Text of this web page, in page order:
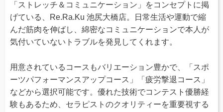
「ストレッチ＆コミュニケーション」をコンセプトに掲
げている、Re.Ra.Ku 池尻大橋店。日常生活や運動で縮
んだ筋肉を伸ばし、綿密なコミュニケーションで本人が
気付いていないトラブルを発見してくれます。
用意されているコースもバリエーション豊かで、「スポ
ーツパフォーマンスアップコース」「疲労撃退コース」
などから選択可能です。優れた技術でコンテスト優勝経
験もあるため、セラピストのクオリティーを重要視する